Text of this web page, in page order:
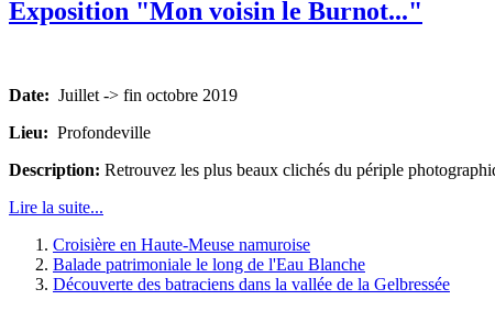
Exposition "Mon voisin le Burnot..."
Date: Juillet -> fin octobre 2019
Lieu: Profondeville
Description: Retrouvez les plus beaux clichés du périple
Lire la suite...
Croisière en Haute-Meuse namuroise
Balade patrimoniale le long de l'Eau Blanche
Découverte des batraciens dans la vallée de la Gelbressée